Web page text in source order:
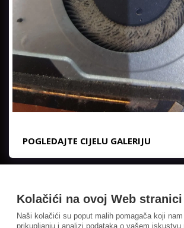
POGLEDAJTE CIJELU GALERIJU
Kolačići na ovoj Web stranici
Naši kolačići su poput malih pomagača koji
prikupljanju i analizi podataka o vašem iskustvu